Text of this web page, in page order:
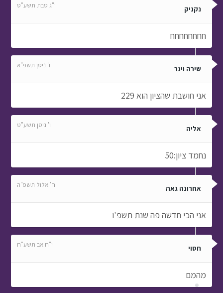
נקניק י"ג טבת תשע"ט
חחחחחחחח
שירה וינר ו' ניסן תשפ"א
אני חושבת שהציון הוא 229
אליה ו' ניסן תשע"ט
נחמד ציון:50
אחרונה גאה ח' אלול תשפ"ה
אני הכי חדשה פה שנת תשפ'ו
חסוי י"ח אב תשע"ח
מהמם